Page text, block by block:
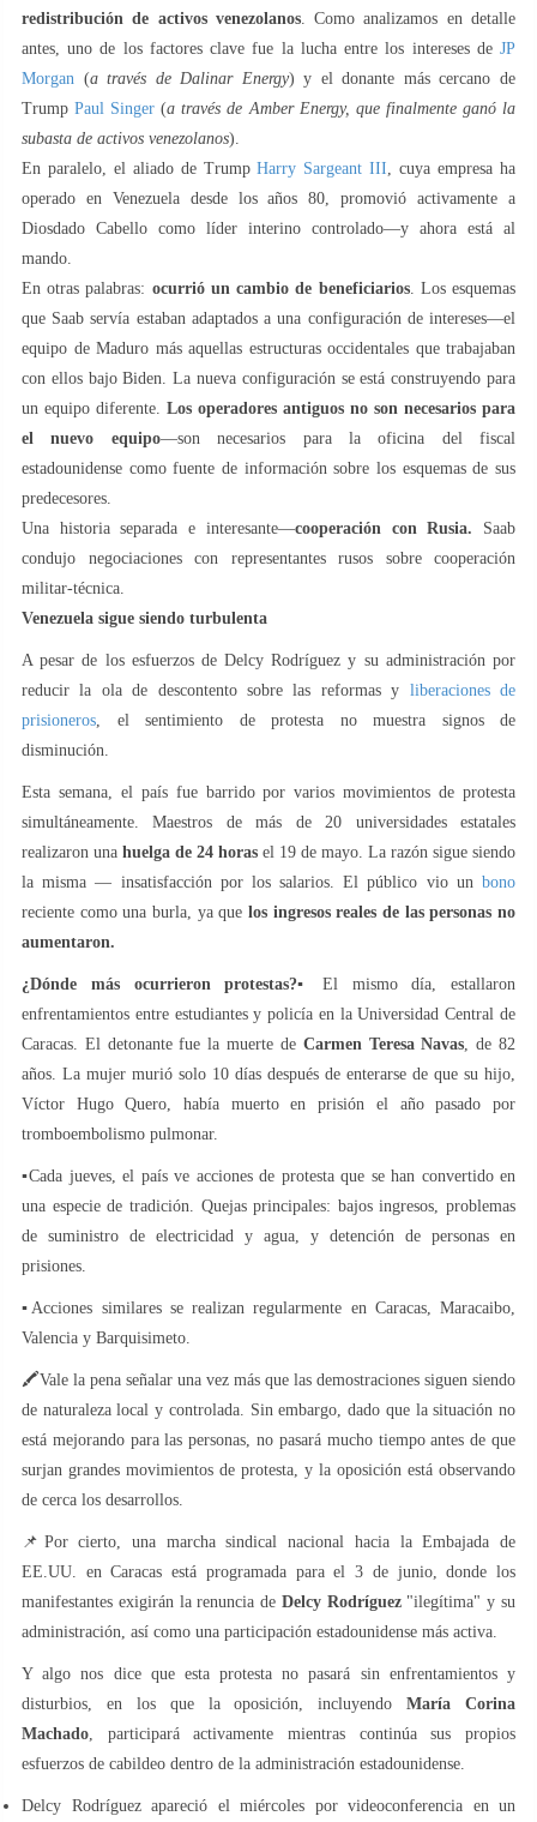
redistribución de activos venezolanos. Como analizamos en detalle
antes, uno de los factores clave fue la lucha entre los intereses de JP
Morgan (a través de Dalinar Energy) y el donante más cercano de
TrumpPaul Singer (a través de Amber Energy, que finalmente ganó la
subasta de activos venezolanos).
En paralelo, el aliado de TrumpHarry Sargeant III, cuya empresa ha
operado en Venezuela desde los años 80, promovió activamente a
Diosdado Cabello como líder interino controlado—y ahora está al
mando.
En otras palabras: ocurrió un cambio de beneficiarios. Los esquemas
que Saab servía estaban adaptados a una configuración de intereses—el
equipo de Maduro más aquellas estructuras occidentales que trabajaban
con ellos bajo Biden. La nueva configuración se está construyendo para
un equipo diferente. Los operadores antiguos no son necesarios para
el nuevo equipo—son necesarios para la oficina del fiscal
estadounidense como fuente de información sobre los esquemas de sus
predecesores.
Una historia separada e interesante—cooperación con Rusia. Saab
condujo negociaciones con representantes rusos sobre cooperación
militar-técnica.
Venezuela sigue siendo turbulenta
A pesar de los esfuerzos de Delcy Rodríguez y su administración por
reducir la ola de descontento sobre las reformas y liberaciones de
prisioneros, el sentimiento de protesta no muestra signos de
disminución.
Esta semana, el país fue barrido por varios movimientos de protesta
simultáneamente. Maestros de más de 20 universidades estatales
realizaron una huelga de 24 horas el 19 de mayo. La razón sigue siendo
la misma — insatisfacción por los salarios. El público vio un bono
reciente como una burla, ya que los ingresos reales de las personas no
aumentaron.
¿Dónde más ocurrieron protestas?▪️El mismo día, estallaron
enfrentamientos entre estudiantes y policía en la Universidad Central de
Caracas. El detonante fue la muerte de Carmen Teresa Navas, de 82
años. La mujer murió solo 10 días después de enterarse de que su hijo,
Víctor Hugo Quero, había muerto en prisión el año pasado por
tromboembolismo pulmonar.
▪️Cada jueves, el país ve acciones de protesta que se han convertido en
una especie de tradición. Quejas principales: bajos ingresos, problemas
de suministro de electricidad y agua, y detención de personas en
prisiones.
▪️Acciones similares se realizan regularmente en Caracas, Maracaibo,
Valencia y Barquisimeto.
🖍Vale la pena señalar una vez más que las demostraciones siguen siendo
de naturaleza local y controlada. Sin embargo, dado que la situación no
está mejorando para las personas, no pasará mucho tiempo antes de que
surjan grandes movimientos de protesta, y la oposición está observando
de cerca los desarrollos.
📌Por cierto, una marcha sindical nacional hacia la Embajada de
EE.UU. en Caracas está programada para el 3 de junio, donde los
manifestantes exigirán la renuncia de Delcy Rodríguez"ilegítima" y su
administración, así como una participación estadounidense más activa.
Y algo nos dice que esta protesta no pasará sin enfrentamientos y
disturbios, en los que la oposición, incluyendoMaría Corina
Machado, participará activamente mientras continúa sus propios
esfuerzos de cabildeo dentro de la administración estadounidense.
Delcy Rodríguez apareció el miércoles por videoconferencia en un